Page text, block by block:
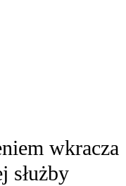
wkracza
służby